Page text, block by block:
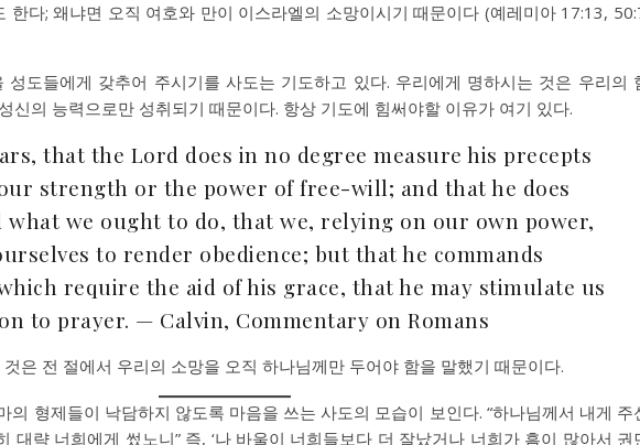
한다; 왜냐면 오직 여호와 만이 이스라엘의 소망이시기 때문이다 (예레미아 17:13,
성도들에게 갖추어 주시기를 사도는 기도하고 있다. 우리에게 명하시는 것은 우리의
신의 능력으로만 성취되기 때문이다. 항상 기도에 힘써야할 이유가 여기 있다.
that the Lord does in no degree measure his precepts
strength or the power of free-will; and that he does
what we ought to do, that we, relying on our own power,
to render obedience; but that he commands
require the aid of his grace, that he may stimulate us
to prayer. — Calvin, Commentary on Romans
것은 전 절에서 우리의 소망을 오직 하나님께만 두어야 함을 말했기 때문이다.
의 형제들이 낙담하지 않도록 마음을 쓰는 사도의 모습이 보인다. “하나님께서 내게 주
대략 너희에게 썼노니” 즉, ‘나 바울이 너희들보다 더 잘났거나 너희가 흠이 많아서 권